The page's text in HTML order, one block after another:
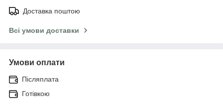
Доставка поштою
Всі умови доставки
Умови оплати
Післяплата
Готівкою